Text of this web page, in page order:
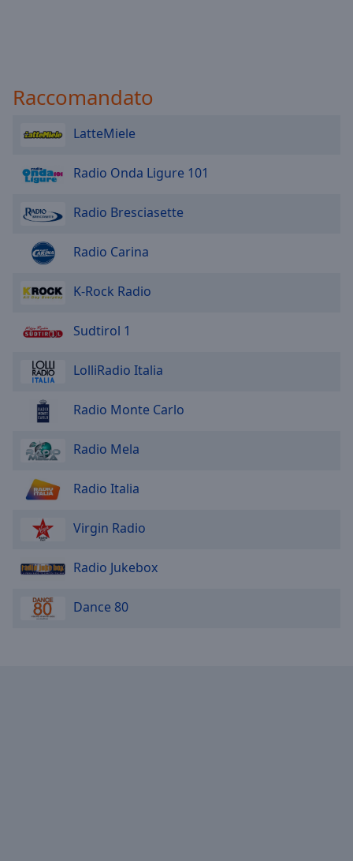
Raccomandato
LatteMiele
Radio Onda Ligure 101
Radio Bresciasette
Radio Carina
K-Rock Radio
Sudtirol 1
LolliRadio Italia
Radio Monte Carlo
Radio Mela
Radio Italia
Virgin Radio
Radio Jukebox
Dance 80